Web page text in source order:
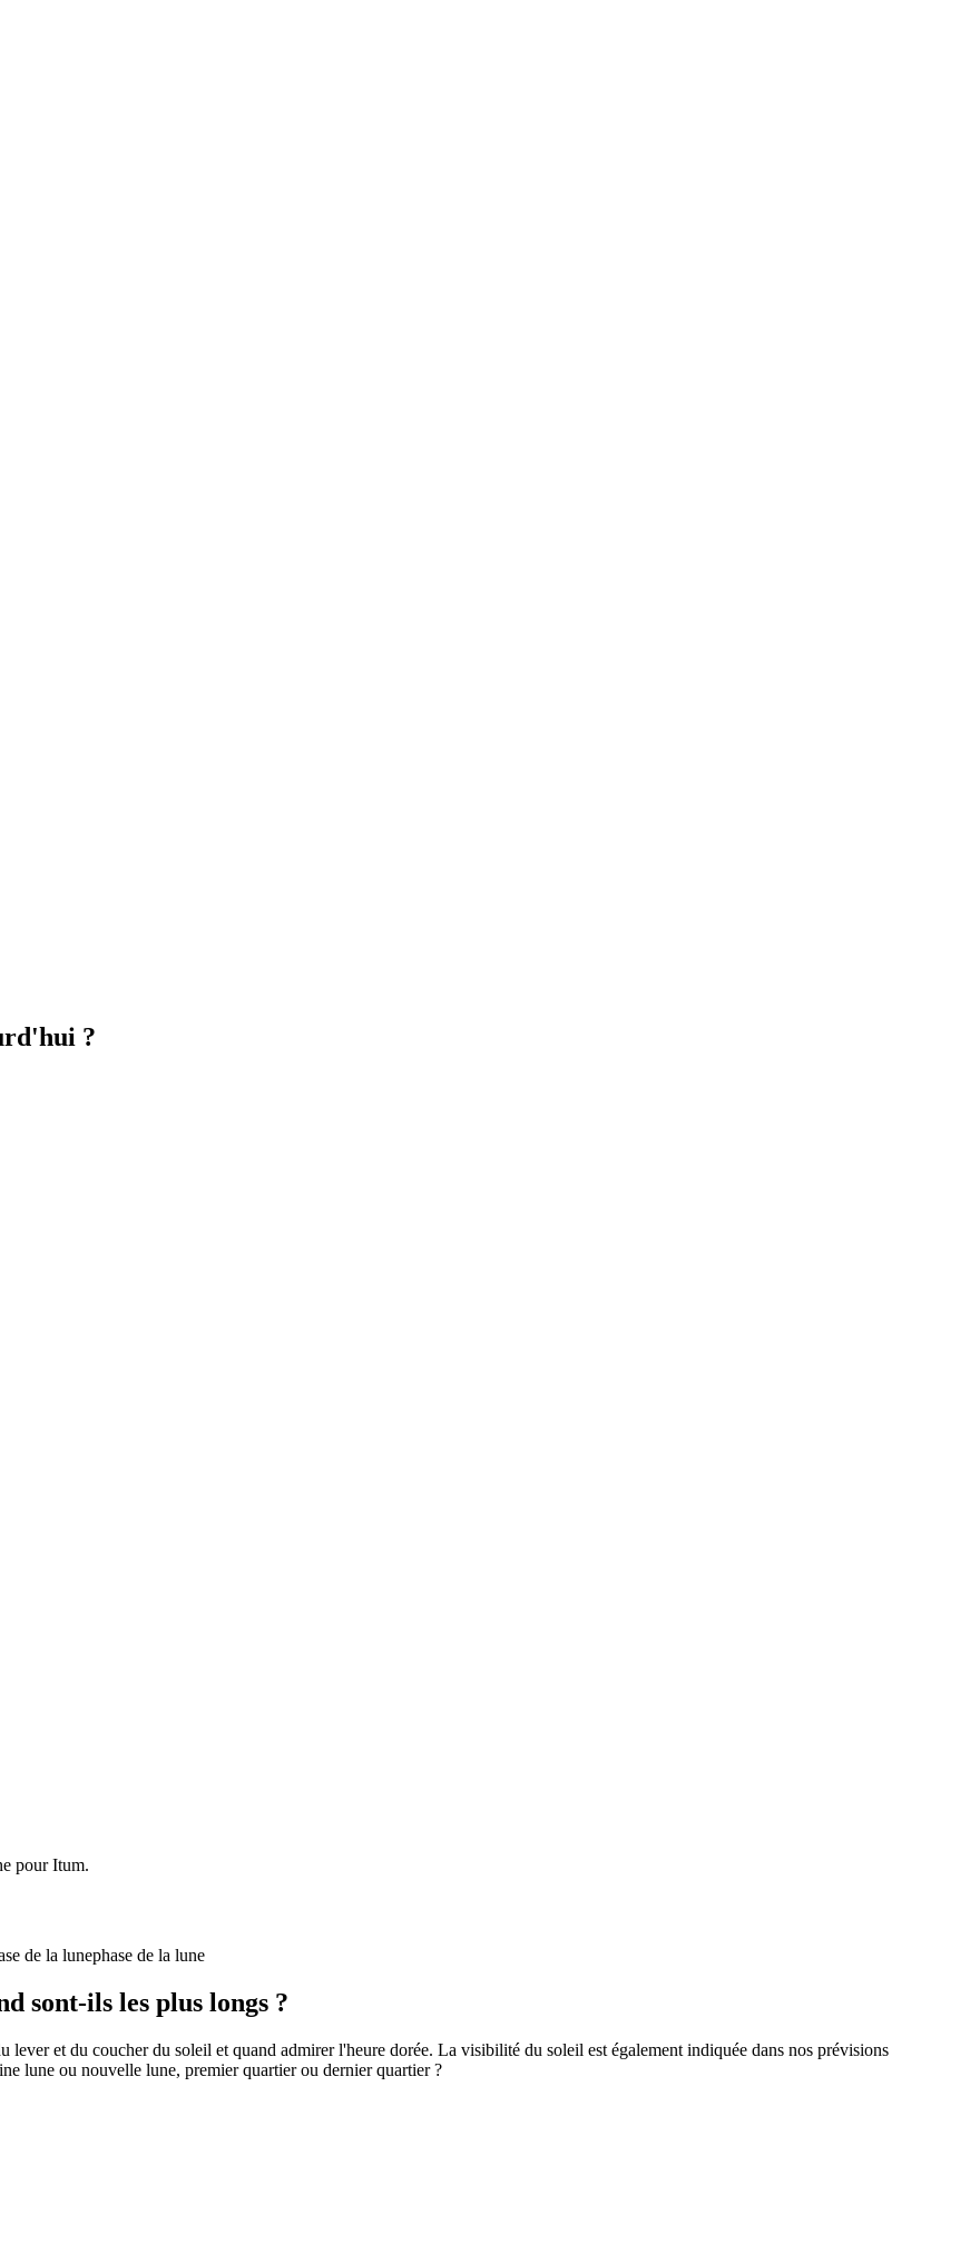
?
pour Itum.
de la lunephase de la lune
sont-ils les plus longs ?
lever et du coucher du soleil et quand admirer l'heure dorée. La visibilité du soleil est également indiquée dans nos prévisions
lune ou nouvelle lune, premier quartier ou dernier quartier ?